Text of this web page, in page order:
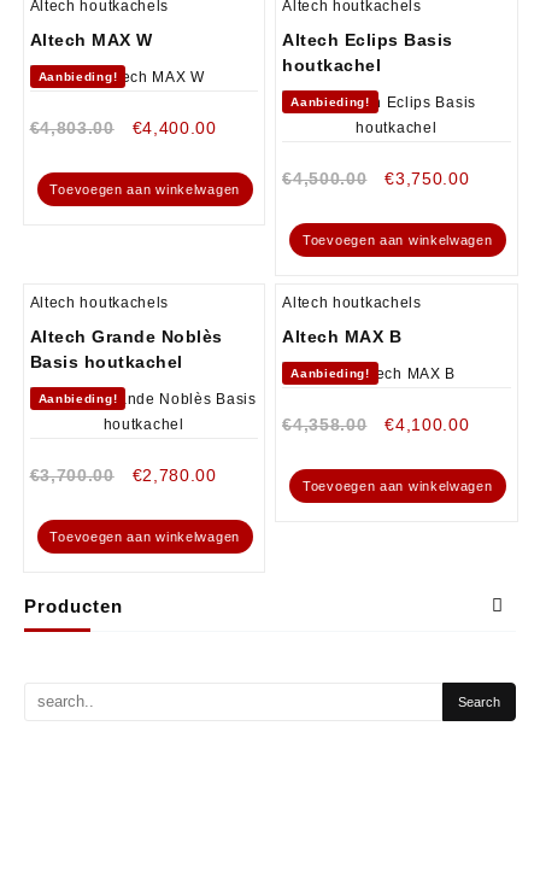
Producten
Altech houtkachels
Altech MAX W
Aanbieding!
€4,803.00 €4,400.00
Toevoegen aan winkelwagen
Altech houtkachels
Altech Eclips Basis
houtkachel
Aanbieding!
€4,500.00 €3,750.00
Toevoegen aan winkelwagen
Altech houtkachels
Altech Grande Noblès
Basis houtkachel
Aanbieding!
€3,700.00 €2,780.00
Toevoegen aan winkelwagen
Altech houtkachels
Altech MAX B
Aanbieding!
€4,358.00 €4,100.00
Toevoegen aan winkelwagen